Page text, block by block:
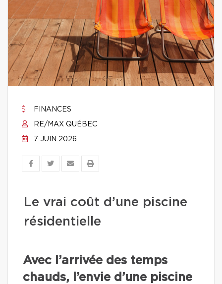
FINANCES
RE/MAX QUÉBEC
7 JUIN 2026
Le vrai coût d’une piscine
résidentielle
Avec l’arrivée des temps
chauds, l’envie d’une piscine